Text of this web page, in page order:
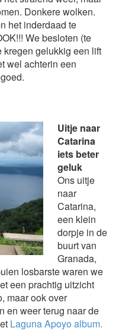
Donkere wolken.
het inderdaad te
We besloten (te
kregen gelukkig een lift
wel achterin een
Uitje naar
Catarina
iets beter
geluk
Ons uitje
naar
Catarina,
een klein
dorpje in de
buurt van
Granada,
losbarste waren we
een prachtig uitzicht
maar ook over
en weer terug naar de
Laguna Apoyo album.